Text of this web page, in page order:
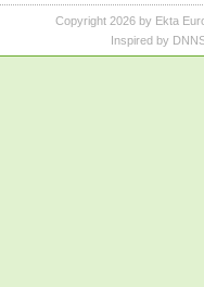
Copyright 2026 by Ekta
Inspired by